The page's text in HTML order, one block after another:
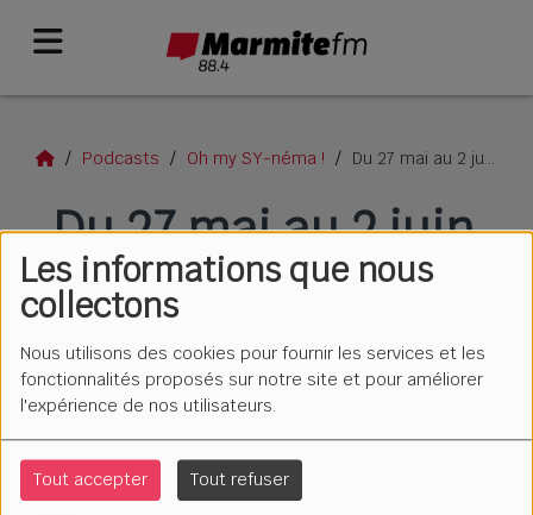
Les informations que nous
collectons
Nous utilisons des cookies pour fournir les services et les
fonctionnalités proposés sur notre site et pour améliorer
l'expérience de nos utilisateurs.
Tout accepter Tout refuser
Podcasts Oh my SY-néma ! Du 27 mai au 2 juin 2026
Du 27 mai au 2 juin
2026